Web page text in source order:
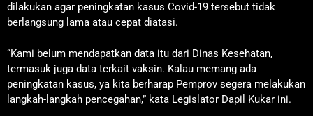
dilakukan agar peningkatan kasus Covid-19 tersebut tidak
berlangsung lama atau cepat diatasi.
“Kami belum mendapatkan data itu dari Dinas Kesehatan,
termasuk juga data terkait vaksin. Kalau memang ada
peningkatan kasus, ya kita berharap Pemprov segera melakukan
langkah-langkah pencegahan,” kata Legislator Dapil Kukar ini.